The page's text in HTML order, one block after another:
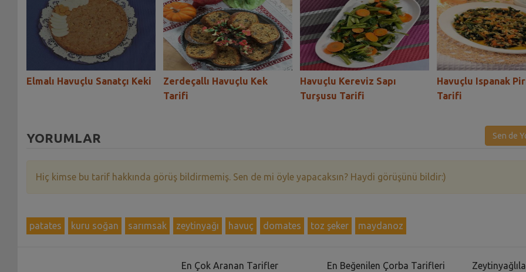
Elmalı Havuçlu Sanatçı Keki
Zerdeçallı Havuçlu Kek
Tarifi
Havuçlu Kereviz Sapı
Turşusu Tarifi
Havuçlu Ispanak
Tarifi
YORUMLAR Sen de
Hiç kimse bu tarif hakkında görüş bildirmemiş. Sen de mi öyle yapacaksın? Haydi görüşünü bildir:)
patates kuru soğan sarımsak zeytinyağı havuç domates toz şeker maydanoz
En Çok Aranan Tarifler En Beğenilen Çorba Tarifleri